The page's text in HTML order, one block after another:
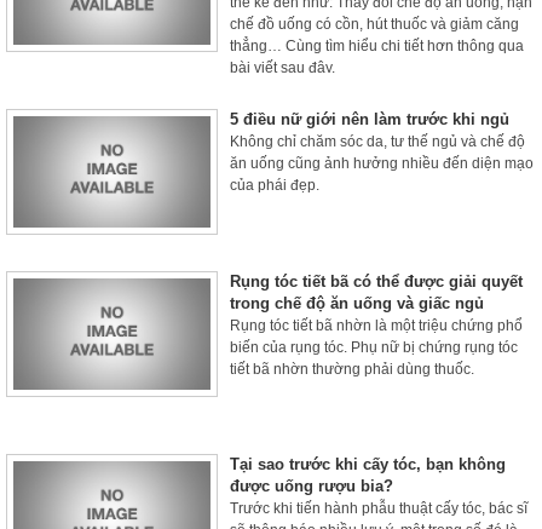
chế đồ uống có cồn, hút thuốc và giảm căng
thẳng… Cùng tìm hiểu chi tiết hơn thông qua
bài viết sau đây.
5 điều nữ giới nên làm trước khi ngủ
Không chỉ chăm sóc da, tư thế ngủ và chế độ
ăn uống cũng ảnh hưởng nhiều đến diện mạo
của phái đẹp.
Rụng tóc tiết bã có thể được giải quyết
trong chế độ ăn uống và giấc ngủ
Rụng tóc tiết bã nhờn là một triệu chứng phổ
biến của rụng tóc. Phụ nữ bị chứng rụng tóc
tiết bã nhờn thường phải dùng thuốc.
Tại sao trước khi cấy tóc, bạn không
được uống rượu bia?
Trước khi tiến hành phẫu thuật cấy tóc, bác sĩ